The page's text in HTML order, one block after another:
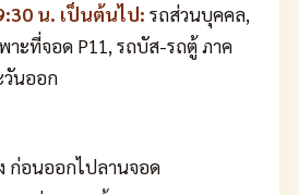
น. เป็นต้นไป: รถส่วนบุคคล,
าะที่จอด P11, รถบัส-รถตู้ ภาค
วันออก
ก่อนออกไปลานจอด